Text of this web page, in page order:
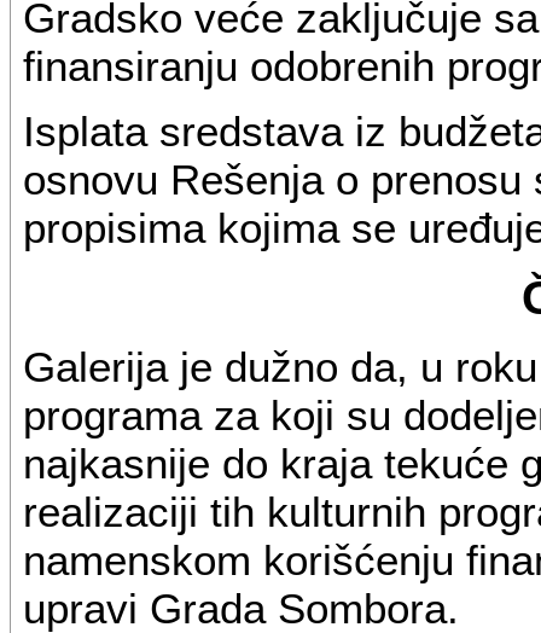
Gradsko veće zaključuje
finansiranju odobrenih
Isplata sredstava iz
osnovu Rešenja o
propisima kojima se
Galerija je dužno da, u
programa za koji su
najkasnije do kraja tekuće
realizaciji tih kulturnih
namenskom korišćenju
upravi Grada Sombora.